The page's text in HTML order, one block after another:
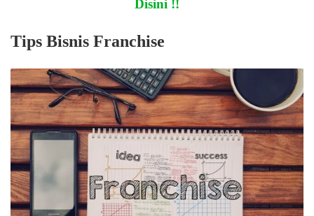
Disini !!
Tips Bisnis Franchise